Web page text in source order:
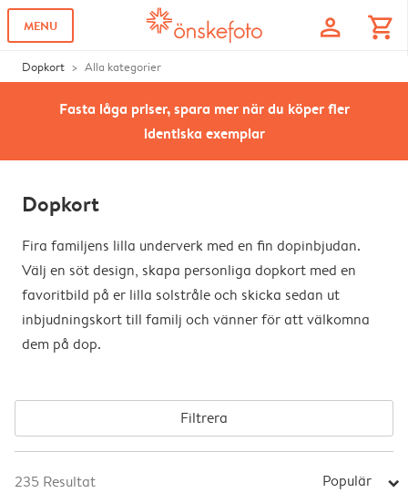
MENU profile shopping_cart
Dopkort Alla kategorier
Fasta låga priser, spara mer när du köper fler
identiska exemplar
Dopkort
Fira familjens lilla underverk med en fin dopinbjudan.
Välj en söt design, skapa personliga dopkort med en
favoritbild på er lilla solstråle och skicka sedan ut
inbjudningskort till familj och vänner för att välkomna
dem på dop.
Filtrera
235 Resultat Populär arrow_right